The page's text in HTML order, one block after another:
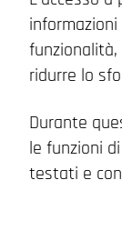
ridurre lo
Durante
le funzioni
testati e